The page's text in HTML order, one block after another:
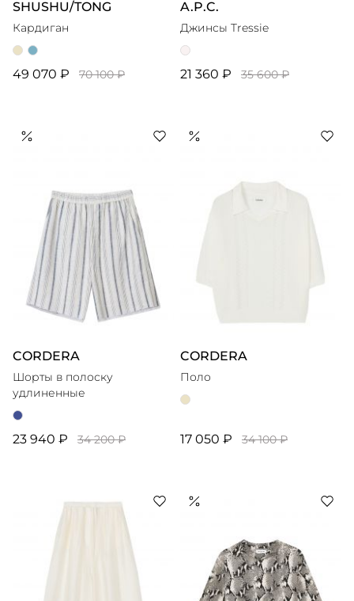
SHUSHU/TONG
Кардиган
49 070 ₽ 70 100 ₽
A.P.C.
Джинсы Tressie
21 360 ₽ 35 600 ₽
CORDERA
Шорты в полоску
удлиненные
23 940 ₽ 34 200 ₽
CORDERA
Поло
17 050 ₽ 34 100 ₽